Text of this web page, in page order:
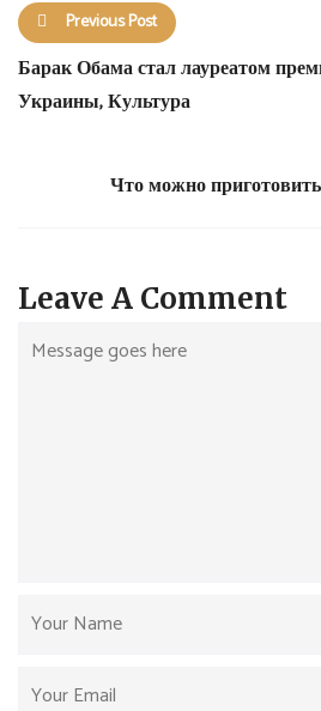
Previous Post
Барак Обама стал лауреатом
Украины, Культура
Что можно
Leave A Comment